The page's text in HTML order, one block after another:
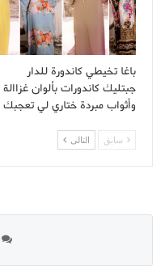
باغا تخيطي كاندورة للدار
جبتليك كاندورات بألوان غزاالة
وأثواب مبردة ختاري لي تعجبك
سابق التالى